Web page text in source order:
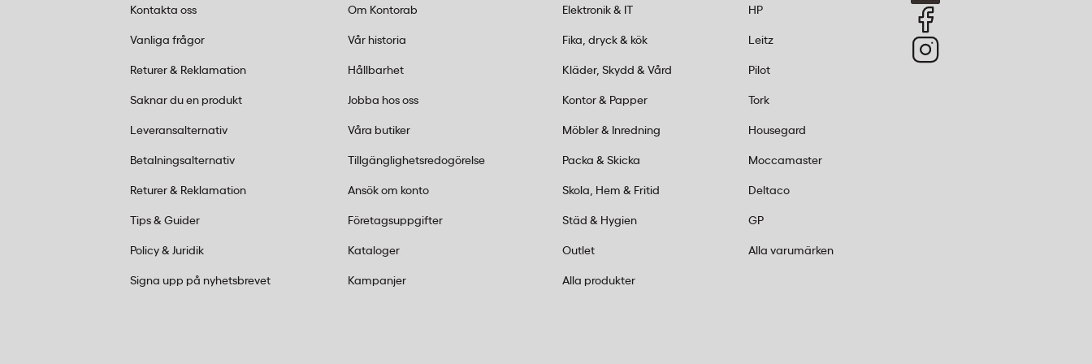
Är kompatibla färgkassetter lika bra som original till
frankeringsmaskin?
originalpatroner. De är ett kostnadseffektivt alternativ för kontor
med regelbunden frankering.
Kontakta oss
Vanliga frågor
Returer & Reklamation
Saknar du en produkt
Leveransalternativ
Betalningsalternativ
Returer & Reklamation
Tips & Guider
Policy & Juridik
Signa upp på nyhetsbrevet
Om Kontorab
Vår historia
Hållbarhet
Jobba hos oss
Våra butiker
Tillgänglighetsredogörelse
Ansök om konto
Företagsuppgifter
Kataloger
Kampanjer
Elektronik & IT
Fika, dryck & kök
Kläder, Skydd & Vård
Kontor & Papper
Möbler & Inredning
Packa & Skicka
Skola, Hem & Fritid
Städ & Hygien
Outlet
Alla produkter
HP
Leitz
Pilot
Tork
Housegard
Moccamaster
Deltaco
GP
Alla varumärken